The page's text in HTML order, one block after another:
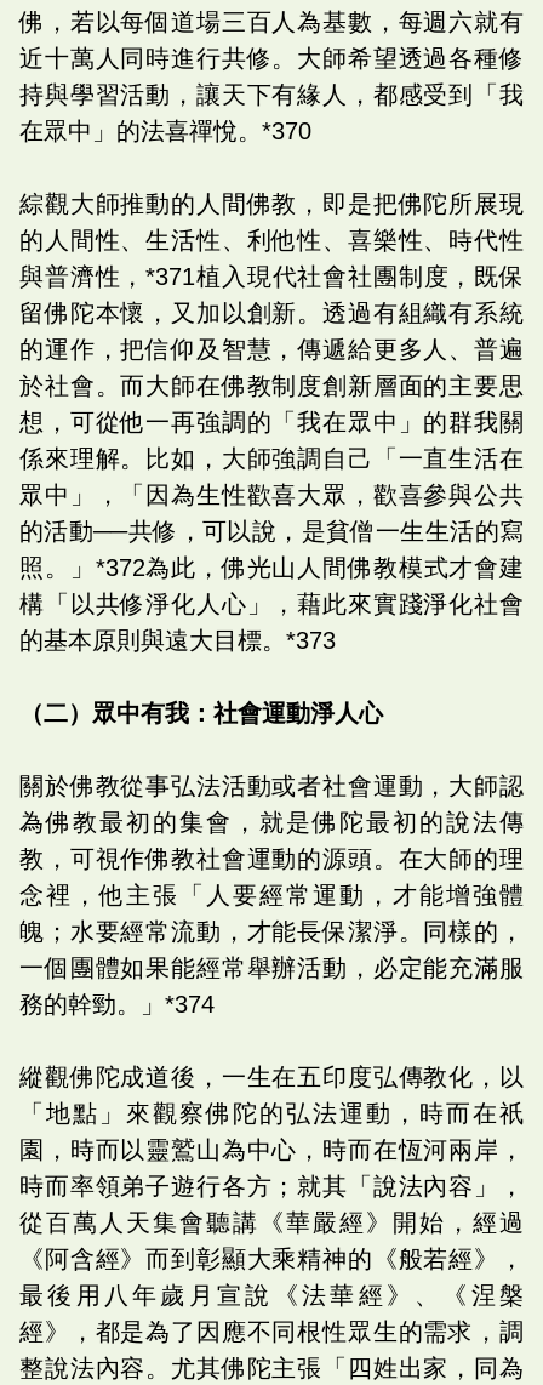
佛，若以每個道場三百人為基數，每週六就有
近十萬人同時進行共修。大師希望透過各種修
持與學習活動，讓天下有緣人，都感受到「我
在眾中」的法喜禪悅。*370
綜觀大師推動的人間佛教，即是把佛陀所展現
的人間性、生活性、利他性、喜樂性、時代性
與普濟性，*371植入現代社會社團制度，既保
留佛陀本懷，又加以創新。透過有組織有系統
的運作，把信仰及智慧，傳遞給更多人、普遍
於社會。而大師在佛教制度創新層面的主要思
想，可從他一再強調的「我在眾中」的群我關
係來理解。比如，大師強調自己「一直生活在
眾中」，「因為生性歡喜大眾，歡喜參與公共
的活動──共修，可以說，是貧僧一生生活的寫
照。」*372為此，佛光山人間佛教模式才會建
構「以共修淨化人心」，藉此來實踐淨化社會
的基本原則與遠大目標。*373
（二）眾中有我：社會運動淨人心
關於佛教從事弘法活動或者社會運動，大師認
為佛教最初的集會，就是佛陀最初的說法傳
教，可視作佛教社會運動的源頭。在大師的理
念裡，他主張「人要經常運動，才能增強體
魄；水要經常流動，才能長保潔淨。同樣的，
一個團體如果能經常舉辦活動，必定能充滿服
務的幹勁。」*374
縱觀佛陀成道後，一生在五印度弘傳教化，以
「地點」來觀察佛陀的弘法運動，時而在祇
園，時而以靈鷲山為中心，時而在恆河兩岸，
時而率領弟子遊行各方；就其「說法內容」，
從百萬人天集會聽講《華嚴經》開始，經過
《阿含經》而到彰顯大乘精神的《般若經》，
最後用八年歲月宣說《法華經》、《涅槃
經》，都是為了因應不同根性眾生的需求，調
整說法內容。尤其佛陀主張「四姓出家，同為